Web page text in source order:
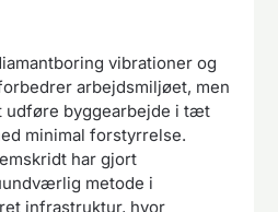
vibrationer og
arbejdsmiljøet, men
udføre byggearbejde i tæt
minimal forstyrrelse.
har gjort
metode i
infrastruktur, hvor